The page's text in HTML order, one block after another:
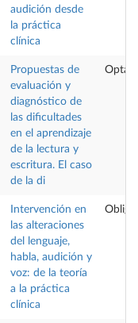
audición desde
la práctica
clínica
Propuestas de
evaluación y
diagnóstico de
las dificultades
en el aprendizaje
de la lectura y
escritura. El caso
de la di
Intervención en
las alteraciones
del lenguaje,
habla, audición y
voz: de la teoría
a la práctica
clínica